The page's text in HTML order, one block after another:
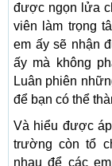
được ngọn lửa
viên làm trọng
em ấy sẽ nhận
ấy mà không
Luân phiên
để bạn có thể
Và hiểu được
trường còn tổ
nhau để các